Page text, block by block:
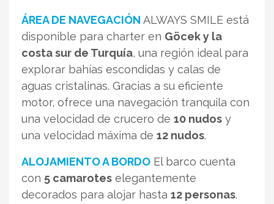
ÁREA DE NAVEGACIÓN ALWAYS SMILE está
disponible para charter en Göcek y la
costa sur de Turquía, una región ideal para
explorar bahías escondidas y calas de
aguas cristalinas. Gracias a su eficiente
motor, ofrece una navegación tranquila con
una velocidad de crucero de 10 nudos y
una velocidad máxima de 12 nudos.
ALOJAMIENTO A BORDO El barco cuenta
con 5 camarotes elegantemente
decorados para alojar hasta 12 personas.